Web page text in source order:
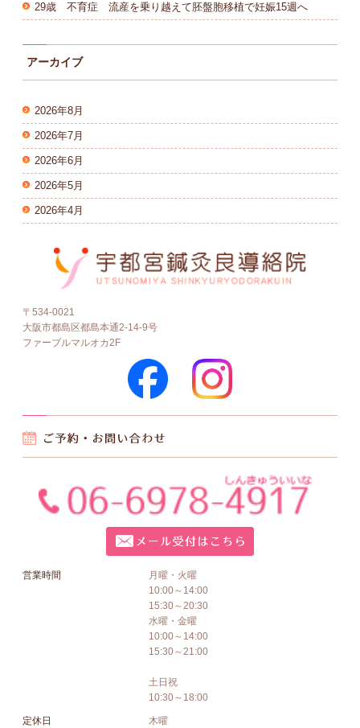
29歳 不育症 流産を乗り越えて胚盤胞移植で妊娠15週へ
アーカイブ
2026年8月
2026年7月
2026年6月
2026年5月
2026年4月
〒534-0021
大阪市都島区都島本通2-14-9号
ファーブルマルオカ2F
営業時間
月曜・火曜
10:00～14:00
15:30～20:30
水曜・金曜
10:00～14:00
15:30～21:00
土日祝
10:30～18:00
定休日
木曜